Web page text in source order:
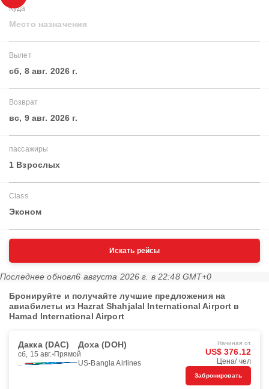
Куда
Место назначения
Вылет
сб, 8 авг. 2026 г.
Возврат
вс, 9 авг. 2026 г.
пассажиры
1 Взрослых
Class
Эконом
Искать рейсы
Последнее обновл6 августа 2026 г. в 22:48 GMT+0
Бронируйте и получайте лучшие предложения на
авиабилеты из Hazrat Shahjalal International Airport в
Hamad International Airport
Дакка (DAC) Доха (DOH)
сб, 15 авг. Прямой
US-Bangla Airlines
Начиная от
US$ 376.12
Цена/ чел
Забронировать